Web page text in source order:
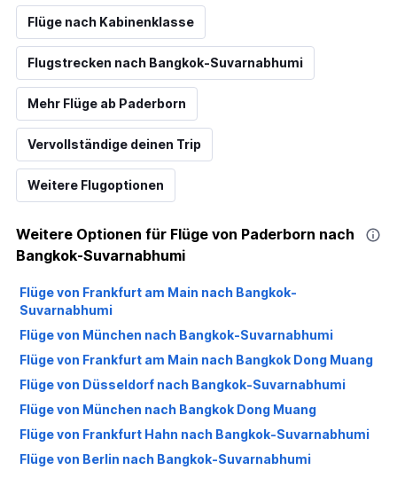
Flüge nach Kabinenklasse
Flugstrecken nach Bangkok-Suvarnabhumi
Mehr Flüge ab Paderborn
Vervollständige deinen Trip
Weitere Flugoptionen
Weitere Optionen für Flüge von Paderborn nach
Bangkok-Suvarnabhumi
Flüge von Frankfurt am Main nach Bangkok-
Suvarnabhumi
Flüge von München nach Bangkok-Suvarnabhumi
Flüge von Frankfurt am Main nach Bangkok Dong Muang
Flüge von Düsseldorf nach Bangkok-Suvarnabhumi
Flüge von München nach Bangkok Dong Muang
Flüge von Frankfurt Hahn nach Bangkok-Suvarnabhumi
Flüge von Berlin nach Bangkok-Suvarnabhumi